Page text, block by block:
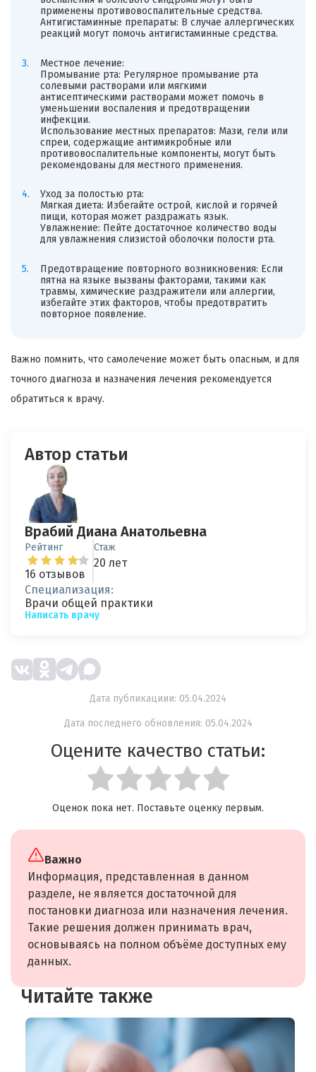
применены противовоспалительные средства.
Антигистаминные препараты: В случае аллергических
реакций могут помочь антигистаминные средства.
Местное лечение:
Промывание рта: Регулярное промывание рта
солевыми растворами или мягкими
антисептическими растворами может помочь в
уменьшении воспаления и предотвращении
инфекции.
Использование местных препаратов: Мази, гели или
спреи, содержащие антимикробные или
противовоспалительные компоненты, могут быть
рекомендованы для местного применения.
Уход за полостью рта:
Мягкая диета: Избегайте острой, кислой и горячей
пищи, которая может раздражать язык.
Увлажнение: Пейте достаточное количество воды
для увлажнения слизистой оболочки полости рта.
Предотвращение повторного возникновения: Если
пятна на языке вызваны факторами, такими как
травмы, химические раздражители или аллергии,
избегайте этих факторов, чтобы предотвратить
повторное появление.
Важно помнить, что самолечение может быть опасным, и для
точного диагноза и назначения лечения рекомендуется
обратиться к врачу.
Автор статьи
Врабий Диана Анатольевна
Рейтинг
16 отзывов
Стаж
20 лет
Специализация:
Врачи общей практики
Написать врачу
Дата публикациии: 05.04.2024
Дата последнего обновления: 05.04.2024
Оцените качество статьи:
Оценок пока нет. Поставьте оценку первым.
Важно
Информация, представленная в данном
разделе, не является достаточной для
постановки диагноза или назначения лечения.
Такие решения должен принимать врач,
основываясь на полном объёме доступных ему
данных.
Читайте также